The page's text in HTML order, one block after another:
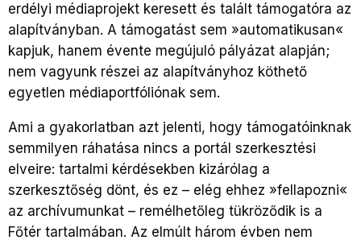
erdélyi médiaprojekt keresett és talált támogatóra az
alapítványban. A támogatást sem »automatikusan«
kapjuk, hanem évente megújuló pályázat alapján;
nem vagyunk részei az alapítványhoz köthető
egyetlen médiaportfóliónak sem.
Ami a gyakorlatban azt jelenti, hogy támogatóinknak
semmilyen ráhatása nincs a portál szerkesztési
elveire: tartalmi kérdésekben kizárólag a
szerkesztőség dönt, és ez – elég ehhez »fellapozni«
az archívumunkat – remélhetőleg tükröződik is a
Főtér tartalmában. Az elmúlt három évben nem